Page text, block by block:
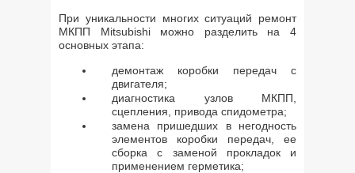
При уникальности многих ситуаций ремонт
МКПП Mitsubishi можно разделить на 4
основных этапа:
демонтаж коробки передач с
двигателя;
диагностика узлов МКПП,
сцепления, привода спидометра;
замена пришедших в негодность
элементов коробки передач, ее
сборка с заменой прокладок и
применением герметика;